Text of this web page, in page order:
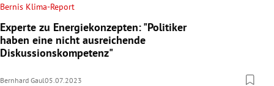
Bernis Klima-Report
Experte zu Energiekonzepten: "Politiker
haben eine nicht ausreichende
Diskussionskompetenz"
Bernhard Gaul05.07.2023